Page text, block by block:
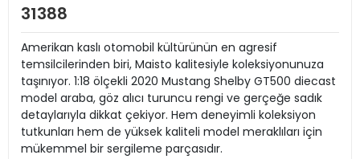
31388
Amerikan kaslı otomobil kültürünün en agresif
temsilcilerinden biri, Maisto kalitesiyle koleksiyonunuza
taşınıyor. 1:18 ölçekli 2020 Mustang Shelby GT500 diecast
model araba, göz alıcı turuncu rengi ve gerçeğe sadık
detaylarıyla dikkat çekiyor. Hem deneyimli koleksiyon
tutkunları hem de yüksek kaliteli model meraklıları için
mükemmel bir sergileme parçasıdır.